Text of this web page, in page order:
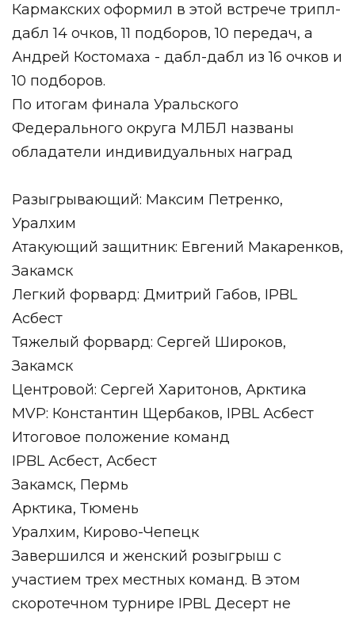
Кармакских оформил в этой встрече трипл-
дабл 14 очков, 11 подборов, 10 передач, а
Андрей Костомаха - дабл-дабл из 16 очков и
10 подборов.
По итогам финала Уральского
Федерального округа МЛБЛ названы
обладатели индивидуальных наград
Разыгрывающий: Максим Петренко,
Уралхим
Атакующий защитник: Евгений Макаренков,
Закамск
Легкий форвард: Дмитрий Габов, IPBL
Асбест
Тяжелый форвард: Сергей Широков,
Закамск
Центровой: Сергей Харитонов, Арктика
MVP: Константин Щербаков, IPBL Асбест
Итоговое положение команд
IPBL Асбест, Асбест
Закамск, Пермь
Арктика, Тюмень
Уралхим, Кирово-Чепецк
Завершился и женский розыгрыш с
участием трех местных команд. В этом
скоротечном турнире IPBL Десерт не